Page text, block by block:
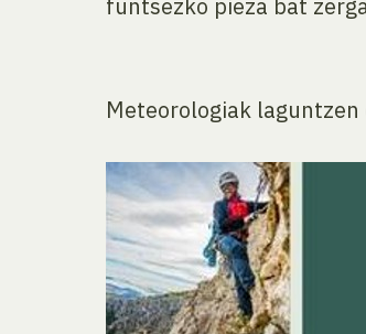
Meteorologiak